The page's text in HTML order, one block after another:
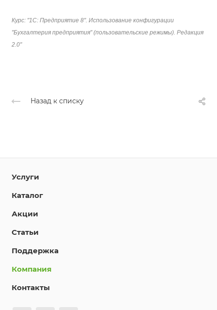
Курс: "1С: Предприятие 8". Использование конфигурации
"Бухгалтерия предприятия" (пользовательские режимы). Редакция
2.0"
Назад к списку
Услуги
Каталог
Акции
Статьи
Поддержка
Компания
Контакты